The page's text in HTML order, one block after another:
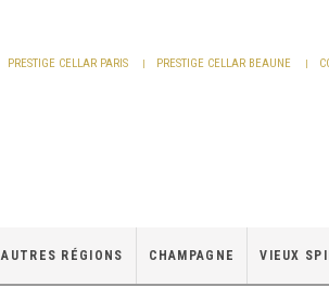
PRESTIGE CELLAR PARIS PRESTIGE CELLAR BEAUNE
AUTRES RÉGIONS CHAMPAGNE VIEUX